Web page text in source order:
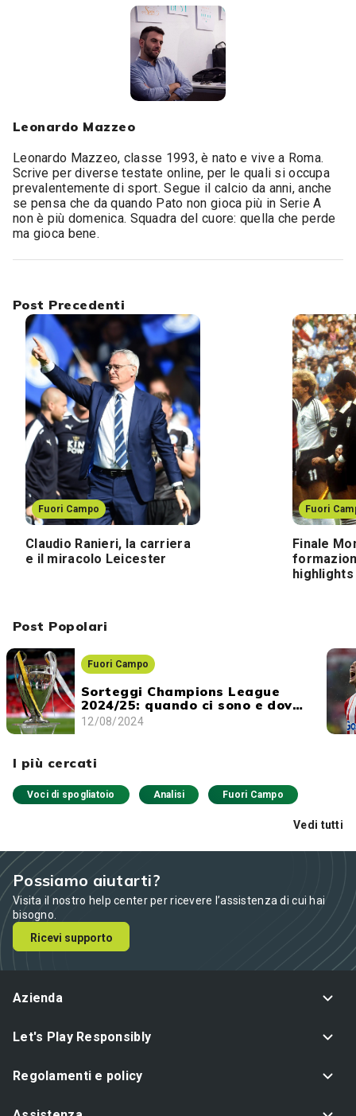
Leonardo Mazzeo
Leonardo Mazzeo, classe 1993, è nato e vive a Roma.
Scrive per diverse testate online, per le quali si occupa
prevalentemente di sport. Segue il calcio da anni, anche
se pensa che da quando Pato non gioca più in Serie A
non è più domenica. Squadra del cuore: quella che perde
ma gioca bene.
Post Popolari
Fuori Campo
Sorteggi Champions League
2024/25: quando ci sono e dove
vederli
12/08/2024
I più cercati
Voci di spogliatoio Analisi Fuori Campo
Vedi tutti
Post Precedenti
Fuori Campo
Claudio Ranieri, la carriera
e il miracolo Leicester
Fuori
Finale
highlights
Possiamo aiutarti?
Visita il nostro help center per ricevere l’assistenza di cui hai
bisogno.
Ricevi supporto
Azienda
Let's Play Responsibly
Regolamenti e policy